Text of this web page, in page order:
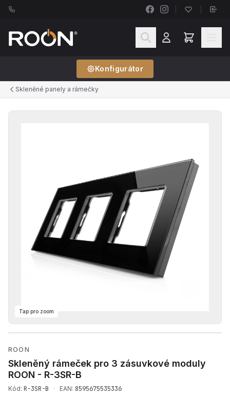
Konfigurátor
Skleněné panely a rámečky
Tap pro zoom
ROON
Skleněný rámeček pro 3 zásuvkové moduly
ROON - R-3SR-B
Kód: R-3SR-B · EAN: 8595675535336